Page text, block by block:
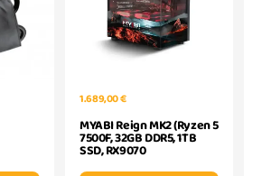
1.689,00 €
MYABI Reign MK2 (Ryzen 5
7500F, 32GB DDR5, 1TB
SSD, RX9070